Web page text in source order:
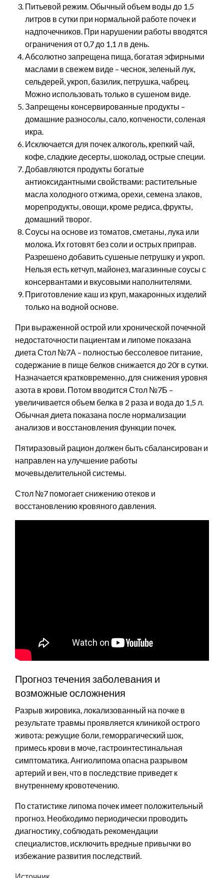
Питьевой режим. Обычный объем воды до 1,5
литров в сутки при нормальной работе почек и
надпочечников. При нарушении работы вводятся
ограничения от 0,7 до 1,1 л в день.
Абсолютно запрещена пища, богатая эфирными
маслами в свежем виде – чеснок, зеленый лук,
сельдерей, укроп, базилик, петрушка, чабрец.
Можно использовать только в сушеном виде.
Запрещены консервированные продукты –
домашние разносолы, сало, копчености, соленая
икра.
Исключается для почек алкоголь, крепкий чай,
кофе, сладкие десерты, шоколад, острые специи.
Добавляются продукты богатые
антиоксидантными свойствами: растительные
масла холодного отжима, орехи, семена злаков,
морепродукты, овощи, кроме редиса, фрукты,
домашний творог.
Соусы на основе из томатов, сметаны, лука или
молока. Их готовят без соли и острых приправ.
Разрешено добавить сушеные петрушку и укроп.
Нельзя есть кетчуп, майонез, магазинные соусы с
консервантами и вкусовыми наполнителями.
Приготовление каш из круп, макаронных изделий
только на водной основе.
При выраженной острой или хронической почечной
недостаточности пациентам и липоме показана
диета Стол №7А – полностью бессолевое питание,
содержание в пище белков снижается до 20г в сутки.
Назначается кратковременно, для снижения уровня
азота в крови. Потом вводится Стол №7Б –
увеличивается объем белка в 2 раза и вода до 1,5 л.
Обычная диета показана после нормализации
анализов и восстановления функции почек.
Пятиразовый рацион должен быть сбалансирован и
направлен на улучшение работы
мочевыделительной системы.
Стол №7 помогает снижению отеков и
восстановлению кровяного давления.
Прогноз течения заболевания и
возможные осложнения
Разрыв жировика, локализованный на почке в
результате травмы проявляется клиникой острого
живота: режущие боли, геморрагический шок,
примесь крови в моче, гастроинтестинальная
симптоматика. Ангиолипома опасна разрывом
артерий и вен, что в последствие приведет к
внутреннему кровотечению.
По статистике липома почек имеет положительный
прогноз. Необходимо периодически проводить
диагностику, соблюдать рекомендации
специалистов, исключить вредные привычки во
избежание развития последствий.